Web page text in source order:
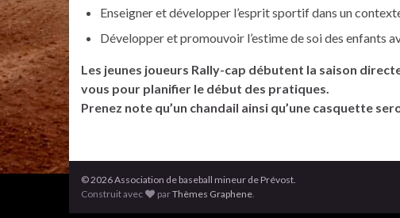
Enseigner et développer l’esprit sportif dans un
Développer et promouvoir l’estime de soi des enfants
Les jeunes joueurs Rally-cap débutent la saison
vous pour planifier le début des pratiques.
Prenez note qu’un chandail ainsi qu’une casquette
© 2026 Association de baseball mineur de Prévost.
Construit avec
parThèmes Graphene.